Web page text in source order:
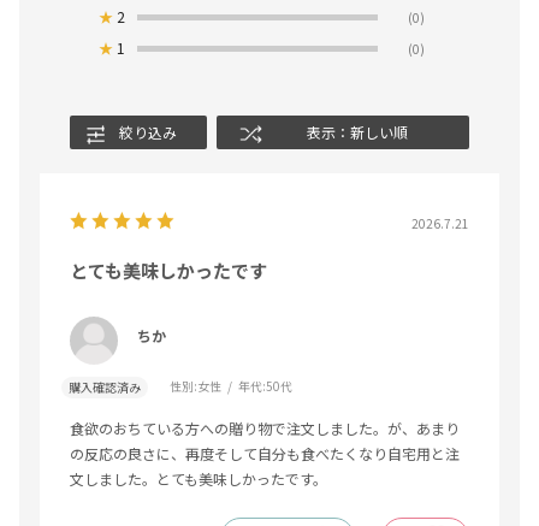
★ 2 (0)
★ 1 (0)
絞り込み 表示：新しい順
2026.7.21
とても美味しかったです
ちか
購入確認済み 性別:女性 年代:50代
食欲のおちている方への贈り物で注文しました。が、あまり
の反応の良さに、再度そして自分も食べたくなり自宅用と注
文しました。とても美味しかったです。